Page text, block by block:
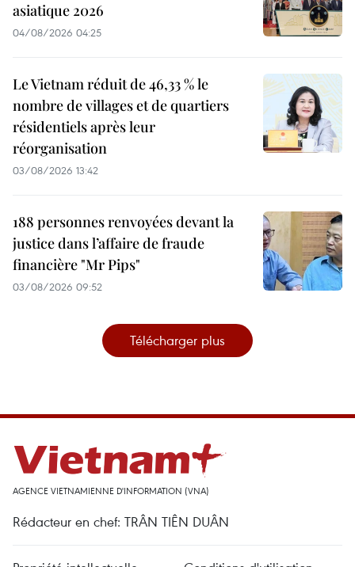
asiatique 2026
04/08/2026 04:25
Le Vietnam réduit de 46,33 % le
nombre de villages et de quartiers
résidentiels après leur
réorganisation
03/08/2026 13:42
188 personnes renvoyées devant la
justice dans l’affaire de fraude
financière "Mr Pips"
03/08/2026 09:52
Télécharger plus
AGENCE VIETNAMIENNE D'INFORMATION (VNA)
Rédacteur en chef: TRÂN TIÊN DUÂN